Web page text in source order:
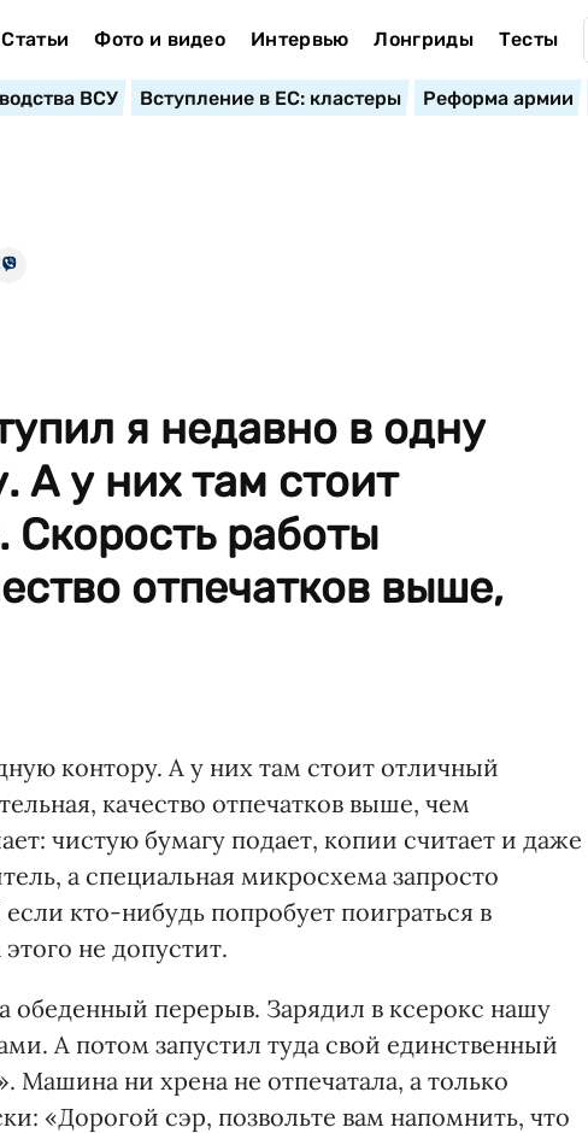
Статьи Фото и видео Интервью Лонгриды Тесты
ВСУ Вступление в ЕС: кластеры Реформа армии
я недавно в одну
А у них там стоит
Скорость работы
отпечатков выше,
контору. А у них там стоит отличный
качество отпечатков выше, чем
чистую бумагу подает, копии считает и даже
а специальная микросхема запросто
кто-нибудь попробует поиграться в
не допустит.
обеденный перерыв. Зарядил в ксерокс нашу
А потом запустил туда свой единственный
Машина ни хрена не отпечатала, а только
«Дорогой сэр, позвольте вам напомнить, что